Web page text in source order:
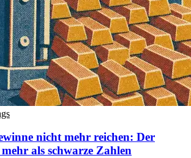
nicht mehr reichen: Der
als schwarze Zahlen